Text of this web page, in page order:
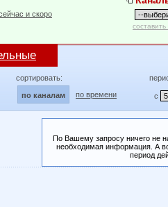
и скоро
сортировать:
по каналам по времени с
По Вашему запросу ничего не
необходимая информация. А
период